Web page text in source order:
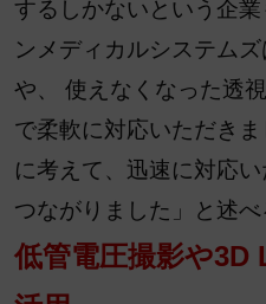
するしかないという企
ンメディカルシステム
や、 使えなくなった透
で柔軟に対応いただき
に考えて、迅速に対応
つながりました」と述べ
低管電圧撮影や3D